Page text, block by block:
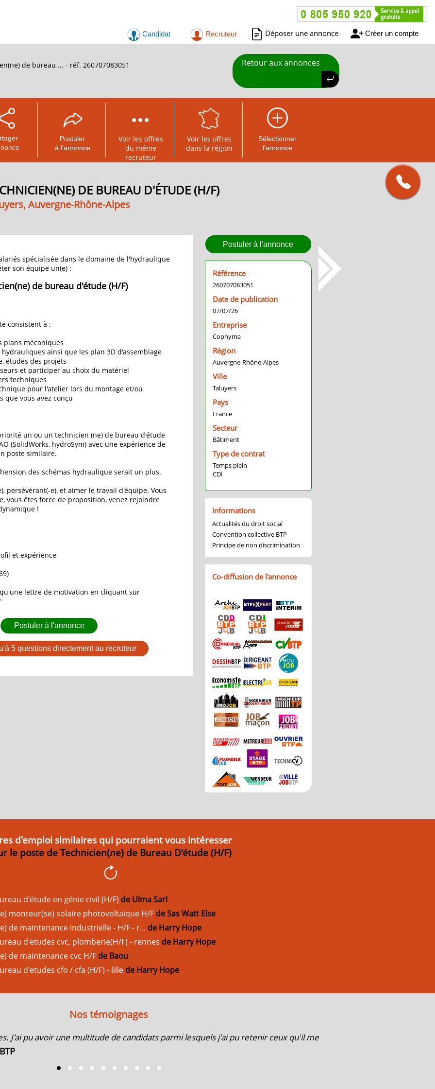
Candidat Recruteur Déposer une annonce Créer un compte
de bureau ... - réf. 260707083051 Retour aux annonces
Postuler
à l'annonce
Voir les offres
du même
recruteur
Voir les offres
dans la région
Sélectionner
l'annonce
DE BUREAU D'ÉTUDE (H/F)
Auvergne-Rhône-Alpes
spécialisée dans le domaine de l'hydraulique
son équipe un(e) :
de bureau d'étude (H/F)
consistent à :
plans mécaniques
hydrauliques ainsi que les plan 3D d'assemblage
études des projets
et participer au choix du matériel
techniques
pour l'atelier lors du montage et/ou
que vous avez conçu
un ou un technicien (ne) de bureau d'étude
(SolidWorks, hydroSym) avec une expérience de
poste similaire.
des schémas hydraulique serait un plus.
persévérant(-e), et aimer le travail d'équipe. Vous
vous êtes force de proposition, venez rejoindre
!
et expérience
qu'une lettre de motivation en cliquant sur
Postuler à l'annonce
5 questions directement au recruteur
Postuler à l'annonce
Référence
260707083051
Date de publication
07/07/26
Entreprise
Cophyma
Région
Auvergne-Rhône-Alpes
Ville
Taluyers
Pays
France
Secteur
Bâtiment
Type de contrat
Temps plein
CDI
Informations
Actualités du droit social
Convention collective BTP
Principe de non discrimination
Co-diffusion de l'annonce
d'emploi similaires qui pourraient vous intéresser
le poste de Technicien(ne) de Bureau D'étude (H/F)
d'étude en génie civil (H/F) de Ulma Sarl
monteur(se) solaire photovoltaique H/F de Sas Watt Else
de maintenance industrielle - H/F - r... de Harry Hope
d'etudes cvc, plomberie(H/F) - rennes de Harry Hope
de maintenance cvc H/F de Baou
d'etudes cfo / cfa (H/F) - lille de Harry Hope
Nos témoignages
J'ai pu avoir une multitude de candidats parmi lesquels j'ai pu retenir ceux qu'il me